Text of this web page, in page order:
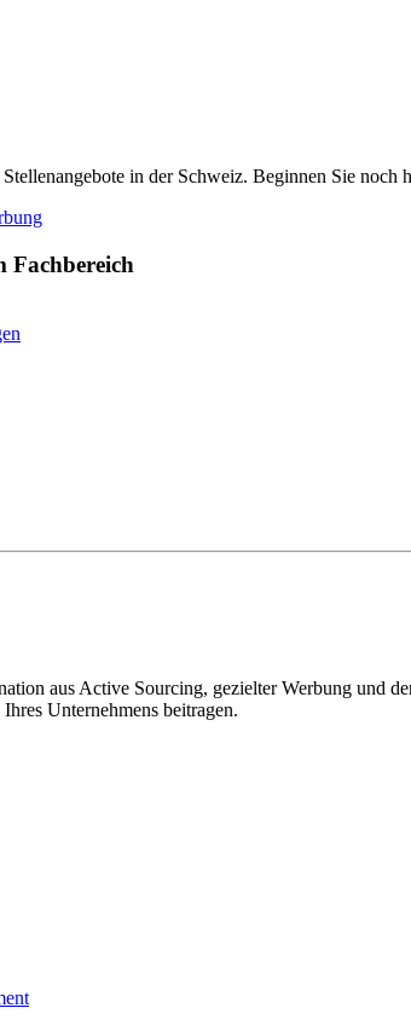
in der Schweiz. Beginnen Sie noch
Fachbereich
aus Active Sourcing, gezielter Werbung und
Unternehmens beitragen.